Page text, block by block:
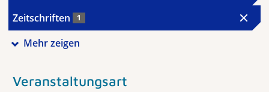
Zeitschriften 1
Mehr zeigen
Veranstaltungsart